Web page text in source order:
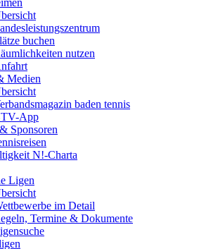
buchen
nutzen
Medien
baden tennis
App
Sponsoren
N!-Charta
Ligen
im Detail
Termine & Dokumente